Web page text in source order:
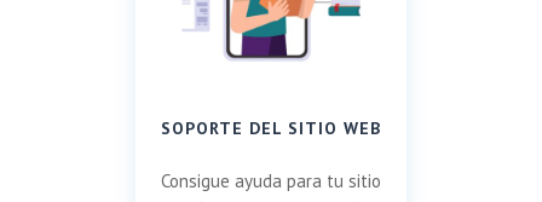
SOPORTE DEL SITIO WEB
Consigue ayuda para tu sitio